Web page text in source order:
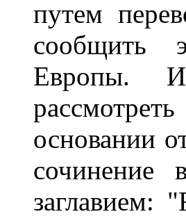
путем
сообщить
Европы.
основании
сочинение
заглавием: